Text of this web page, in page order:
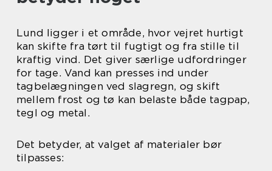
Lund ligger i et område, hvor vejret hurtigt
kan skifte fra tørt til fugtigt og fra stille til
kraftig vind. Det giver særlige udfordringer
for tage. Vand kan presses ind under
tagbelægningen ved slagregn, og skift
mellem frost og tø kan belaste både tagpap,
tegl og metal.
Det betyder, at valget af materialer bør
tilpasses: